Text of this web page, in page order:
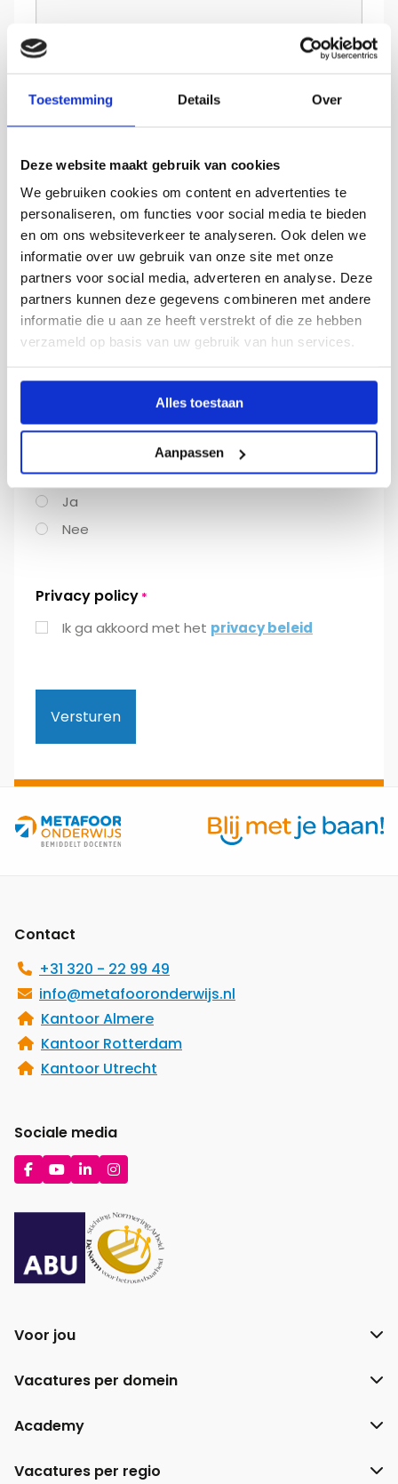
Toestemming Details Over
Deze website maakt gebruik van cookies
We gebruiken cookies om content en advertenties te
personaliseren, om functies voor social media te bieden
en om ons websiteverkeer te analyseren. Ook delen we
informatie over uw gebruik van onze site met onze
partners voor social media, adverteren en analyse. Deze
partners kunnen deze gegevens combineren met andere
informatie die u aan ze heeft verstrekt of die ze hebben
verzameld op basis van uw gebruik van hun services.
Alles toestaan
Aanpassen
Selecteer bestanden
Toegestane bestandstypen: pdf, doxc, doc, png,
jpg, jpeg, Max. bestandsgrootte: 3 MB, Max. aantal
bestanden: 1.
Ik wil me aanmelden voor de nieuwsbrief
Ja
Nee
Privacy policy *
Ik ga akkoord met het privacy beleid
Contact
+31 320 - 22 99 49
info@metafooronderwijs.nl
Kantoor Almere
Kantoor Rotterdam
Kantoor Utrecht
Sociale media
Ga
naar
Facebook
Ga
naar
YouTube
Ga
naar
LinkedIn
Ga
naar
Instagram
Voor jou
Vacatures per domein
Academy
Vacatures per regio